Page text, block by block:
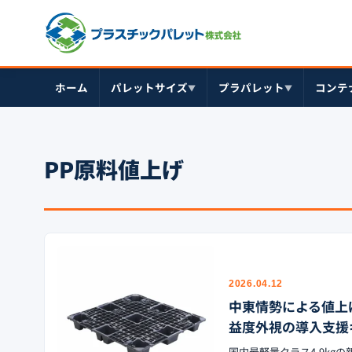
ホーム パレットサイズ▼ プラパレット▼ コンテ
PP原料値上げ
2026.04.12
中東情勢による値
益度外視の導入支